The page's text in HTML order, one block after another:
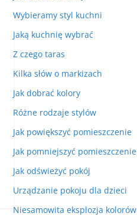
Wybieramy styl kuchni
Jaką kuchnię wybrać
Z czego taras
Kilka słów o markizach
Jak dobrać kolory
Różne rodzaje stylów
Jak powiększyć pomieszczenie
Jak pomniejszyć pomieszczenie
Jak odświeżyć pokój
Urządzanie pokoju dla dzieci
Niesamowita eksplozja kolorów